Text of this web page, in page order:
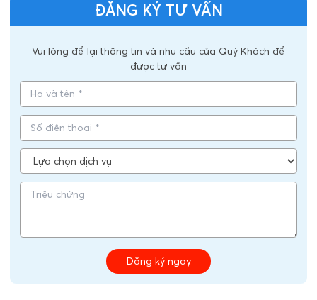
ĐĂNG KÝ TƯ VẤN
Vui lòng để lại thông tin và nhu cầu của Quý Khách để
được tư vấn
Đăng ký ngay